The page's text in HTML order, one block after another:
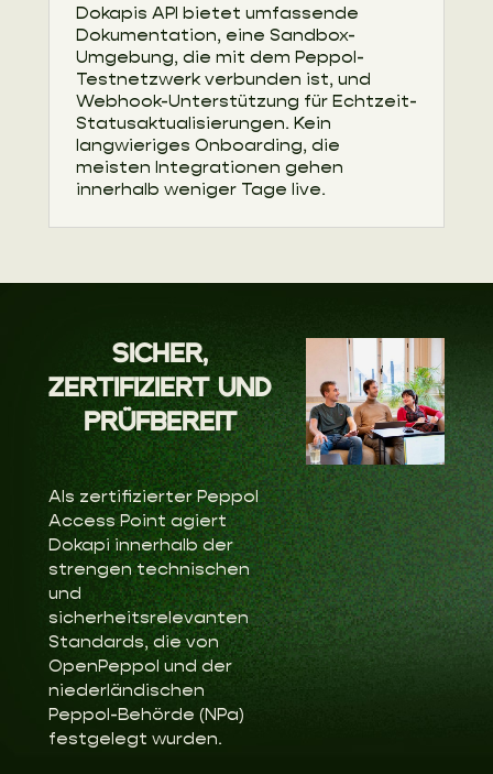
Dokapis API bietet umfassende
Dokumentation, eine Sandbox-
Umgebung, die mit dem Peppol-
Testnetzwerk verbunden ist, und
Webhook-Unterstützung für Echtzeit-
Statusaktualisierungen. Kein
langwieriges Onboarding, die
meisten Integrationen gehen
innerhalb weniger Tage live.
SICHER,
ZERTIFIZIERT UND
PRÜFBEREIT
Als zertifizierter Peppol
Access Point agiert
Dokapi innerhalb der
strengen technischen
und
sicherheitsrelevanten
Standards, die von
OpenPeppol und der
niederländischen
Peppol-Behörde (NPa)
festgelegt wurden.